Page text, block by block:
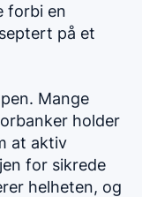
forbi en
på et
Mange
holder
at aktiv
for sikrede
helheten, og